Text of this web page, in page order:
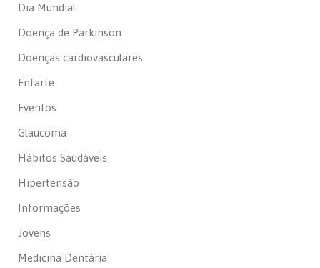
Dia Mundial
Doença de Parkinson
Doenças cardiovasculares
Enfarte
Eventos
Glaucoma
Hábitos Saudáveis
Hipertensão
Informações
Jovens
Medicina Dentária